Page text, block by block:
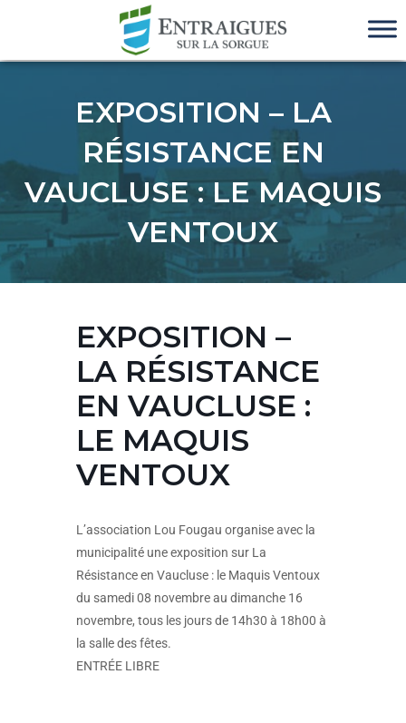
EXPOSITION – LA
RÉSISTANCE EN
VAUCLUSE : LE MAQUIS
VENTOUX
EXPOSITION –
LA RÉSISTANCE
EN VAUCLUSE :
LE MAQUIS
VENTOUX
L’association Lou Fougau organise avec la
municipalité une exposition sur La
Résistance en Vaucluse : le Maquis Ventoux
du samedi 08 novembre au dimanche 16
novembre, tous les jours de 14h30 à 18h00 à
la salle des fêtes.
ENTRÉE LIBRE